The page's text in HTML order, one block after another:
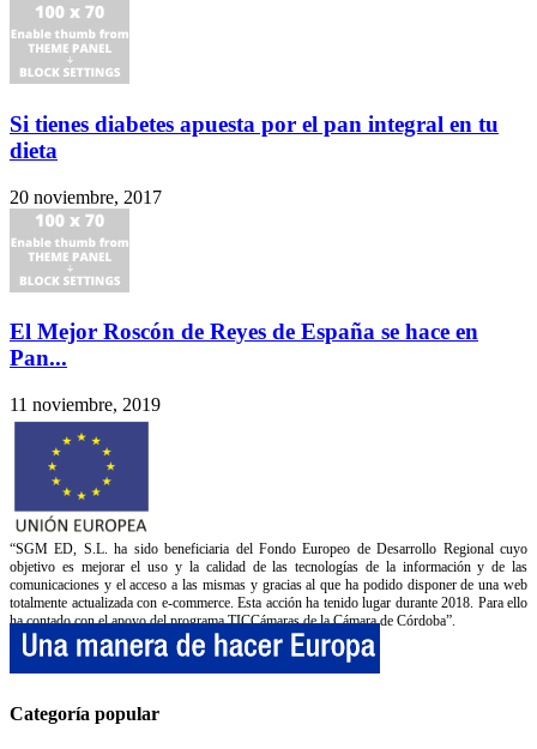
Si tienes diabetes apuesta por el pan integral en tu
dieta
20 noviembre, 2017
El Mejor Roscón de Reyes de España se hace en
Pan...
11 noviembre, 2019
“SGM ED, S.L. ha sido beneficiaria del Fondo Europeo de Desarrollo Regional cuyo
objetivo es mejorar el uso y la calidad de las tecnologías de la información y de las
comunicaciones y el acceso a las mismas y gracias al que ha podido disponer de una web
totalmente actualizada con e-commerce. Esta acción ha tenido lugar durante 2018. Para ello
ha contado con el apoyo del programa TICCámaras de la Cámara de Córdoba”.
Categoría popular